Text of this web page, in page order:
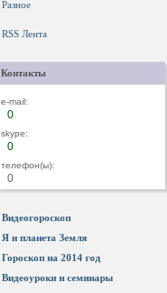
Разное
RSS Лента
Контакты
e-mail:
0
skype:
0
телефон(ы):
0
Видеогороскоп
Я и планета Земля
Гороскоп на 2014 год
Видеоуроки и семинары